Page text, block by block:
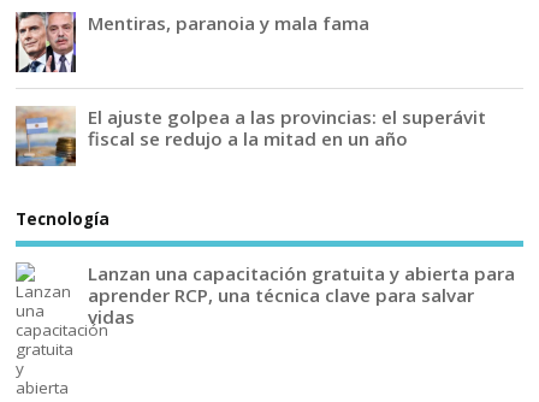
Mentiras, paranoia y mala fama
El ajuste golpea a las provincias: el superávit
fiscal se redujo a la mitad en un año
Tecnología
Lanzan una capacitación gratuita y abierta para
aprender RCP, una técnica clave para salvar
vidas